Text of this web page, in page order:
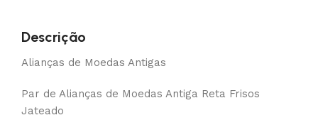
Descrição
Alianças de Moedas Antigas
Par de Alianças de Moedas Antiga Reta Frisos
Jateado